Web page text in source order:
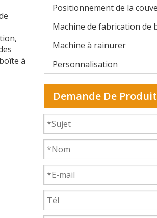
à
Machine à rainurer
Personnalisation
Demande De Produit